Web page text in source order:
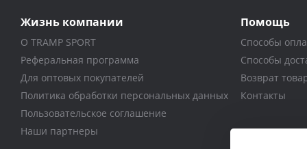
Жизнь компании
О TRAMP SPORT
Реферальная программа
Для оптовых покупателей
Политика обработки персональных данных
Пользовательское соглашение
Наши партнеры
Помощь
Способы
Способы
Возврат
Контакты